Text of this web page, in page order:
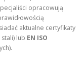
opracowują
aktualne certyfikaty
stali) lub EN ISO